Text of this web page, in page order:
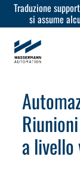
Traduzione
si assume
a livello